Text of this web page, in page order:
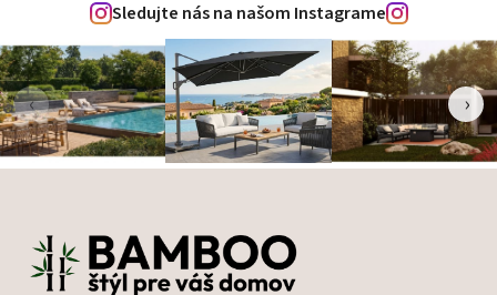
Sledujte nás na našom Instagrame
‹ ›